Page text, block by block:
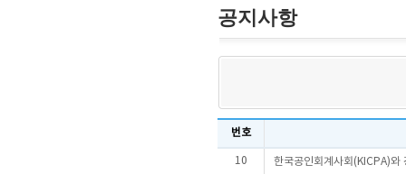
공지사항
번호
10 한국공인회계사회(KICPA)와